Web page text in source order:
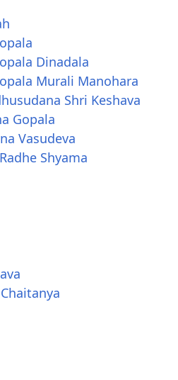
Dinadala
Murali Manohara
Shri Keshava
Gopala
Vasudeva
Shyama